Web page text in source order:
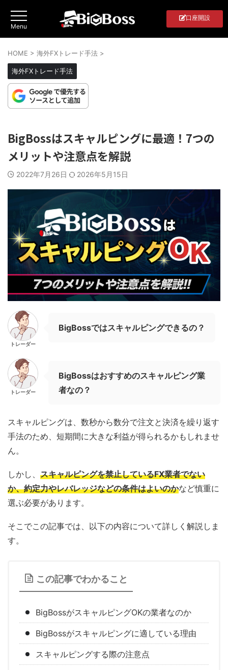
口座開設
HOME > 海外FXトレード手法 >
海外FXトレード手法
BigBossはスキャルピングに最適！7つの
メリットや注意点を解説
2022年7月26日 2026年5月15日
トレーダー
BigBossではスキャルピングできるの？
トレーダー
BigBossはおすすめのスキャルピング業
者なの？
スキャルピングは、数秒から数分で注文と決済を繰り返す
手法のため、短期間に大きな利益が得られるかもしれませ
ん。
しかし、 スキャルピングを禁止しているFX業者でない
か、約定力やレバレッジなどの条件はよいのかなど慎重に
選ぶ必要があります。
そこでこの記事では、以下の内容について詳しく解説しま
す。
この記事でわかること
BigBossがスキャルピングOKの業者なのか
BigBossがスキャルピングに適している理由
スキャルピングする際の注意点